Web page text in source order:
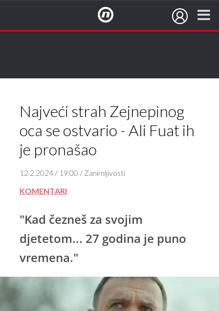
Najveći strah Zejnepinog
oca se ostvario - Ali Fuat ih
je pronašao
12.2.2024 / 19:00 / Zanimljivosti
KOMENTARI
"Kad čezneš za svojim
djetetom... 27 godina je puno
vremena."